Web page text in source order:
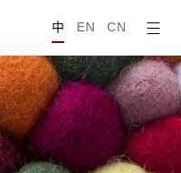
中 EN CN